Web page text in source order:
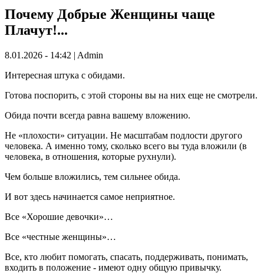
Почему Добрые Женщины чаще
Плачут!...
8.01.2026 - 14:42 | Admin
Интересная штука с обидами.
Готова поспорить, с этой стороны вы на них еще не смотрели.
Обида почти всегда равна вашему вложению.
Не «плохости» ситуации. Не масштабам подлости другого
человека. А именно тому, сколько всего вы туда вложили (в
человека, в отношения, которые рухнули).
Чем больше вложились, тем сильнее обида.
И вот здесь начинается самое неприятное.
Все «Хорошие девочки»…
Все «честные женщины»…
Все, кто любит помогать, спасать, поддерживать, понимать,
входить в положение - имеют одну общую привычку.